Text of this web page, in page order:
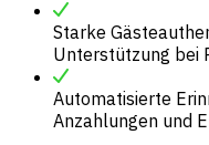
Starke
Unterstützung bei
Automatisierte
Anzahlungen und